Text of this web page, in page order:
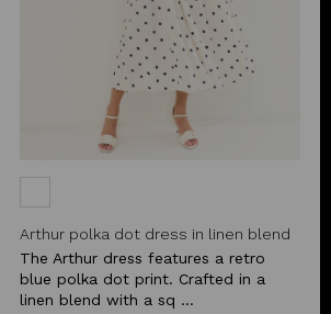
Arthur polka dot dress in linen blend
The Arthur dress features a retro
blue polka dot print. Crafted in a
linen blend with a sq ...